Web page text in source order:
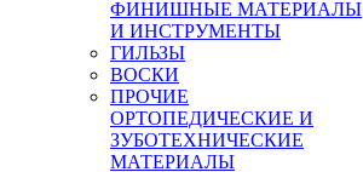
ФИНИШНЫЕ МАТЕРИАЛЫ
И ИНСТРУМЕНТЫ
ГИЛЬЗЫ
ВОСКИ
ПРОЧИЕ
ОРТОПЕДИЧЕСКИЕ И
ЗУБОТЕХНИЧЕСКИЕ
МАТЕРИАЛЫ